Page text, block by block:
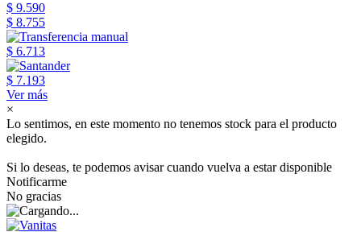
$ 9.590
$ 8.755
$ 6.713
$ 7.193
Ver más
×
Lo sentimos, en este momento no tenemos stock para el producto
elegido.
Si lo deseas, te podemos avisar cuando vuelva a estar disponible
Notificarme
No gracias